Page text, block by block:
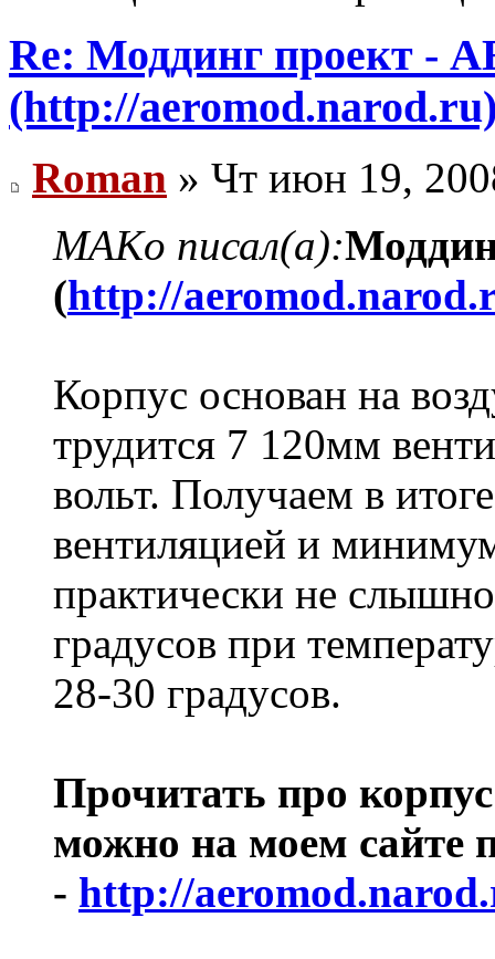
Re: Моддинг проект -
(http://
Roman » Чт июн 19,
MAKo писал(а):
(http://
Корпус основан на
трудится 7 120мм
вольт. Получаем в
вентиляцией и
практически не
градусов при
28-30 градусов.
Прочитать про
можно на моем сайте
- http://